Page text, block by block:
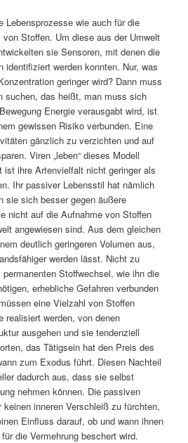
Lebensprozesse wie auch für die
Stoffen. Um diese aus der Umwelt
sie Sensoren, mit denen die
identifiziert werden konnten. Nur, was
geringer wird? Dann muss
suchen, das heißt, man muss sich
Energie verausgabt wird, ist
gewissen Risiko verbunden. Eine
gänzlich zu verzichten und auf
Viren „leben“ dieses Modell
ist ihre Artenvielfalt nicht geringer als
Ihr passiver Lebensstil hat nämlich
sie sich besser gegen äußere
nicht auf die Aufnahme von Stoffen
angewiesen sind. Aus dem gleichen
deutlich geringeren Volumen aus,
werden lässt. Nicht zu
Stoffwechsel, wie ihn die
erhebliche Gefahren verbunden
eine Vielzahl von Stoffen
realisiert werden, von denen
ausgehen und sie tendenziell
das Tätigsein hat den Preis des
zum Exodus führt. Diesen Nachteil
dadurch aus, dass sie selbst
nehmen können. Die passiven
inneren Verschleiß zu fürchten,
Einfluss darauf, ob und wann ihnen
die Vermehrung beschert wird.